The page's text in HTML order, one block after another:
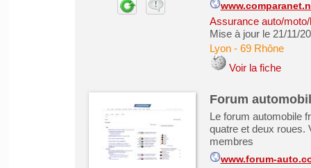
Assurance auto/
Mise à jour le 21/11/
Lyon- 69 Rhône
Voir la fiche
Forum
Le forum automobile
quatre et deux roues.
membres
www.forum-